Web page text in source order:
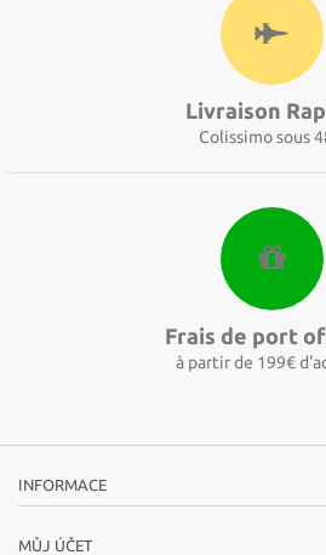
Livraison
Colissimo sous
Frais de port
à partir de 199€
INFORMACE
MŮJ ÚČET